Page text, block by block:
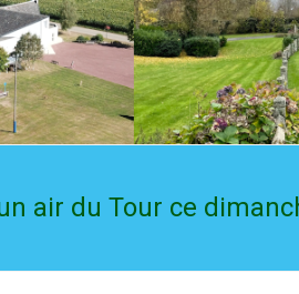
air du Tour ce